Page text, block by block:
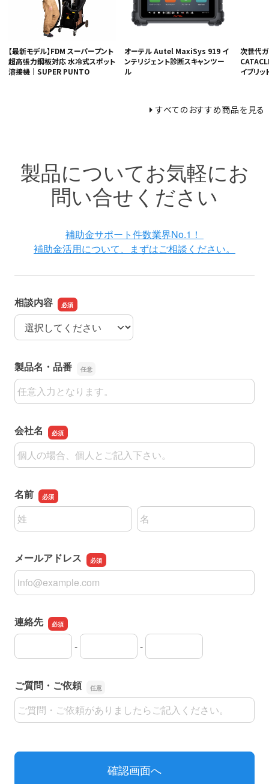
【最新モデル】FDM スーパープント
超高張力鋼板対応 水冷式スポット
溶接機｜SUPER PUNTO
オーテル Autel MaxiSys 919 イ
ンテリジェント診断スキャンツー
ル
次世代
イブリッ
すべてのおすすめ商品を見る